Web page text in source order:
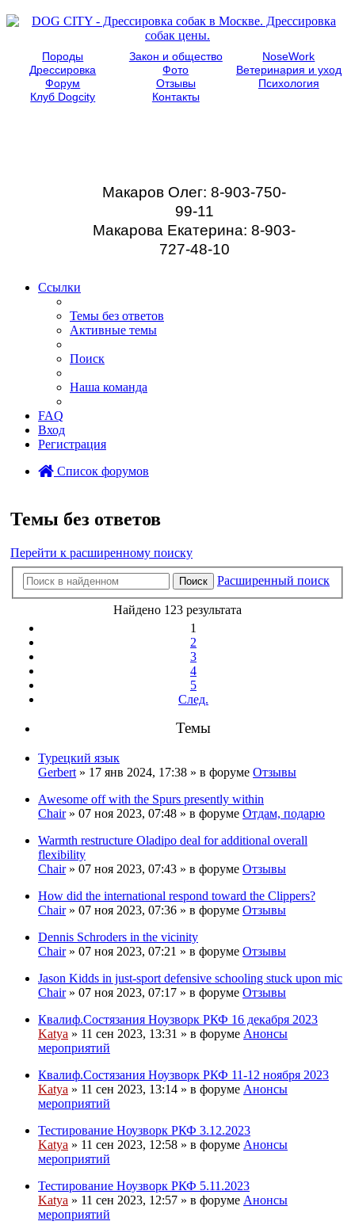
Породы Закон и общество
NoseWork
Дрессировка
Фото
Ветеринария и уход
Форум
Отзывы
Психология
Клуб Dogcity
Контакты
Макаров Олег: 8-903-750-
99-11
Макарова Екатерина: 8-903-
727-48-10
Ссылки
Темы без ответов
Активные темы
Поиск
Наша команда
FAQ
Вход
Регистрация
Список форумов
Темы без ответов
Перейти к расширенному поиску
Поиск Расширенный поиск
Найдено 123 результата
1
2
3
4
5
След.
Темы
Турецкий язык
Gerbert » 17 янв 2024, 17:38 » в форуме Отзывы
Awesome off with the Spurs presently within
Chair» 07 ноя 2023, 07:48 » в форуме Отдам, подарю
Warmth restructure Oladipo deal for additional overall
flexibility
Chair» 07 ноя 2023, 07:43 » в форуме Отзывы
How did the international respond toward the Clippers?
Chair» 07 ноя 2023, 07:36 » в форуме Отзывы
Dennis Schroders in the vicinity
Chair» 07 ноя 2023, 07:21 » в форуме Отзывы
Jason Kidds in just-sport defensive schooling stuck upon mic
Chair» 07 ноя 2023, 07:17 » в форуме Отзывы
Квалиф.Состязания Ноузворк РКФ 16 декабря 2023
Katya » 11 сен 2023, 13:31 » в форуме Анонсы
мероприятий
Квалиф.Состязания Ноузворк РКФ 11-12 ноября 2023
Katya » 11 сен 2023, 13:14 » в форуме Анонсы
мероприятий
Тестирование Ноузворк РКФ 3.12.2023
Katya » 11 сен 2023, 12:58 » в форуме Анонсы
мероприятий
Тестирование Ноузворк РКФ 5.11.2023
Katya » 11 сен 2023, 12:57 » в форуме Анонсы
мероприятий